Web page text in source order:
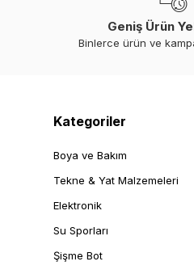
Geniş Ürün
Binlerce ürün ve
Kategoriler
Boya ve Bakım
Tekne & Yat Malzemeleri
Elektronik
Su Sporları
Şişme Bot